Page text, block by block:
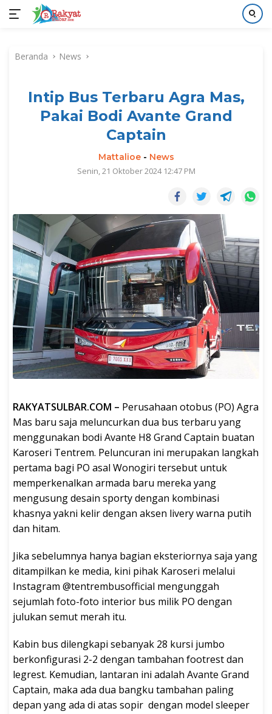
kontenBeranda News
Intip Bus Terbaru Agra Mas,
Pakai Bodi Avante Grand
Captain
Mattalioe- News
Senin, 21 Oktober 2024 12:47 PM
RAKYATSULBAR.COM – Perusahaan otobus (PO) Agra
Mas baru saja meluncurkan dua bus terbaru yang
menggunakan bodi Avante H8 Grand Captain buatan
Karoseri Tentrem. Peluncuran ini merupakan langkah
pertama bagi PO asal Wonogiri tersebut untuk
memperkenalkan armada baru mereka yang
mengusung desain sporty dengan kombinasi
khasnya yakni kelir dengan aksen livery warna putih
dan hitam.
Jika sebelumnya hanya bagian eksteriornya saja yang
ditampilkan ke media, kini pihak Karoseri melalui
Instagram @tentrembusofficial mengunggah
sejumlah foto-foto interior bus milik PO dengan
julukan semut merah itu.
Kabin bus dilengkapi sebanyak 28 kursi jumbo
berkonfigurasi 2-2 dengan tambahan footrest dan
legrest. Kemudian, lantaran ini adalah Avante Grand
Captain, maka ada dua bangku tambahan paling
depan yang ada di atas sopir dengan model sleeper